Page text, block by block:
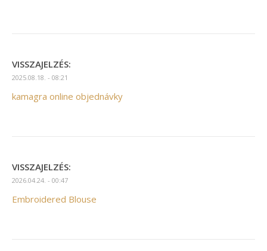
VISSZAJELZÉS:
2025.08.18. - 08:21
kamagra online objednávky
VISSZAJELZÉS:
2026.04.24. - 00:47
Embroidered Blouse